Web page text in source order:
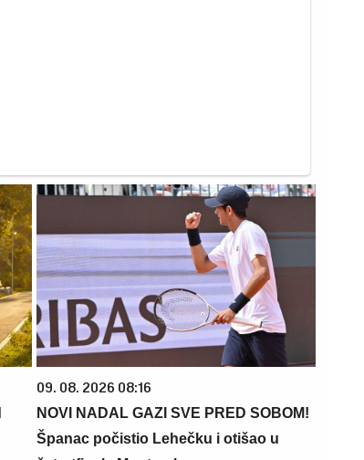
09. 08. 2026 08:16
NOVI NADAL GAZI SVE PRED SOBOM!
Španac počistio Lehečku i otišao u